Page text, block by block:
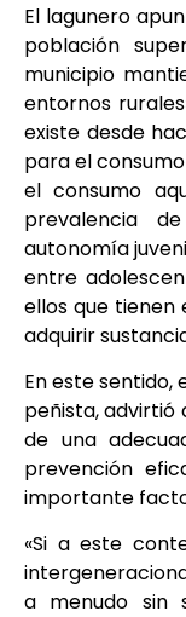
El lagunero
población
municipio
entornos
existe desde
para el
el consumo
prevalencia
autonomía
entre
ellos que tienen
adquirir
En este
peñista, advirtió
de una
prevención
importante
«Si a este
a menudo sin